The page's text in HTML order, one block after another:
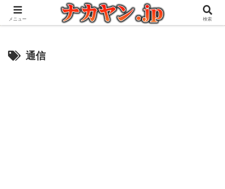
アウトドアとガジェット好きな管理人の愉快な日々を綴るブログ
通信
メニュー 検索